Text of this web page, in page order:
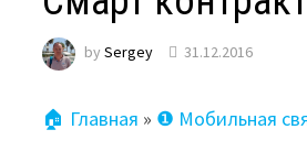
bySergey 31.12.2016
🏠 Главная » ❶ Мобильная